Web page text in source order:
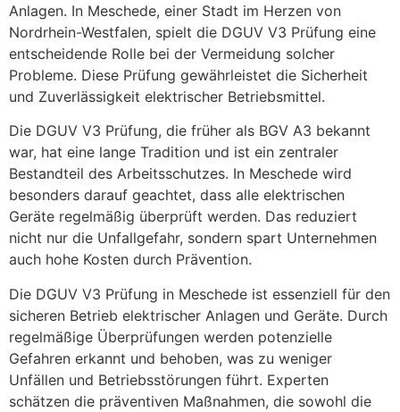
Anlagen. In Meschede, einer Stadt im Herzen von
Nordrhein-Westfalen, spielt die DGUV V3 Prüfung eine
entscheidende Rolle bei der Vermeidung solcher
Probleme. Diese Prüfung gewährleistet die Sicherheit
und Zuverlässigkeit elektrischer Betriebsmittel.
Die DGUV V3 Prüfung, die früher als BGV A3 bekannt
war, hat eine lange Tradition und ist ein zentraler
Bestandteil des Arbeitsschutzes. In Meschede wird
besonders darauf geachtet, dass alle elektrischen
Geräte regelmäßig überprüft werden. Das reduziert
nicht nur die Unfallgefahr, sondern spart Unternehmen
auch hohe Kosten durch Prävention.
Die DGUV V3 Prüfung in Meschede ist essenziell für den
sicheren Betrieb elektrischer Anlagen und Geräte. Durch
regelmäßige Überprüfungen werden potenzielle
Gefahren erkannt und behoben, was zu weniger
Unfällen und Betriebsstörungen führt. Experten
schätzen die präventiven Maßnahmen, die sowohl die